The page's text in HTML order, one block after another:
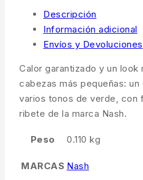
Descripción
Información adicional
Envíos y Devoluciones
Calor garantizado y un look
cabezas más pequeñas:
varios tonos de verde, con
ribete de la marca Nash.
Peso 0.110 kg
MARCAS Nash